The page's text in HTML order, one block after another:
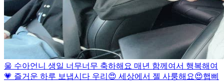
울 수아언니 생일 너무너무 축하해요 매년 함께여서 행복해여
💗 즐거운 하루 보냅시다 우리😍 세상에서 젤 사룽해요😍햅삐